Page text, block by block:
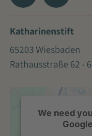
Katharinenstift
65203 Wiesbaden
Rathausstraße 62 -
We need